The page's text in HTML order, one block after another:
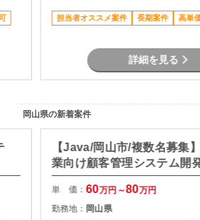
担当者オススメ案件 長期案件 高単
詳細を見る
岡山県の新着案件
【Java/岡山市/複数名募集
業向け顧客管理システム開
単 価：60万円～80万円
勤務地： 岡山県